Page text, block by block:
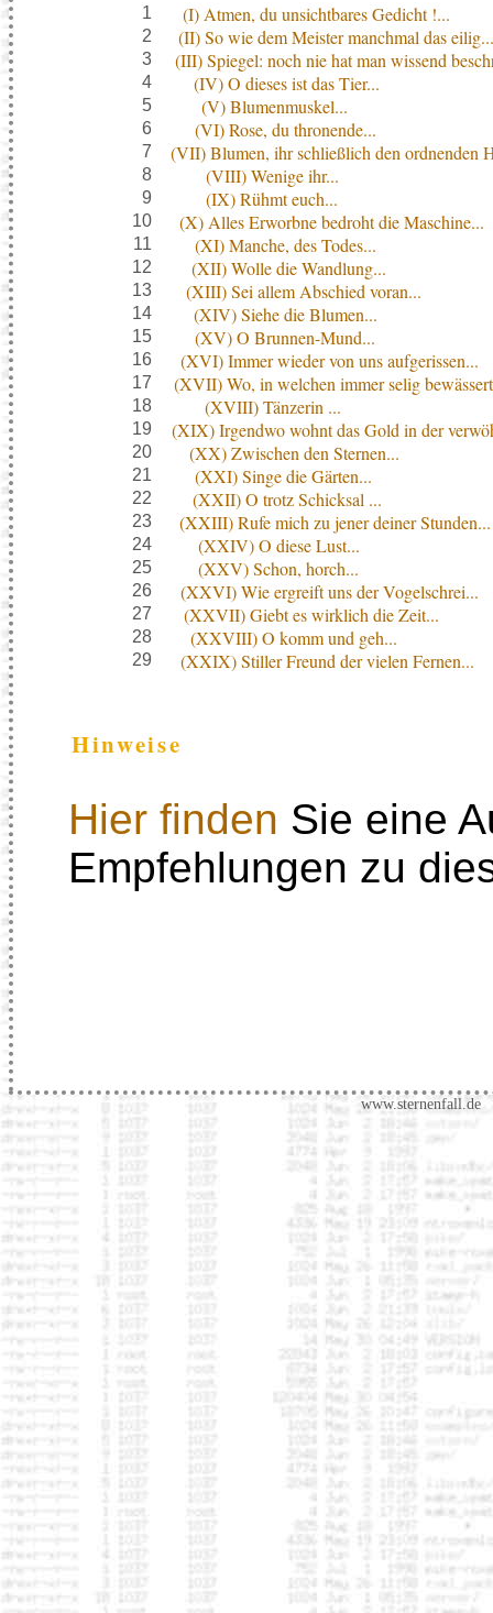
1 (I) Atmen, du unsichtbares Gedicht !...
2 (II) So wie dem Meister manchmal das eilig...
3 (III) Spiegel: noch nie hat man wissend
4 (IV) O dieses ist das Tier...
5 (V) Blumenmuskel...
6 (VI) Rose, du thronende...
7 (VII) Blumen, ihr schließlich den ordnenden
8 (VIII) Wenige ihr...
9 (IX) Rühmt euch...
10 (X) Alles Erworbne bedroht die Maschine...
11 (XI) Manche, des Todes...
12 (XII) Wolle die Wandlung...
13 (XIII) Sei allem Abschied voran...
14 (XIV) Siehe die Blumen...
15 (XV) O Brunnen-Mund...
16 (XVI) Immer wieder von uns aufgerissen...
17 (XVII) Wo, in welchen immer selig
18 (XVIII) Tänzerin ...
19 (XIX) Irgendwo wohnt das Gold in der
20 (XX) Zwischen den Sternen...
21 (XXI) Singe die Gärten...
22 (XXII) O trotz Schicksal ...
23 (XXIII) Rufe mich zu jener deiner Stunden...
24 (XXIV) O diese Lust...
25 (XXV) Schon, horch...
26 (XXVI) Wie ergreift uns der Vogelschrei...
27 (XXVII) Giebt es wirklich die Zeit...
28 (XXVIII) O komm und geh...
29 (XXIX) Stiller Freund der vielen Fernen...
Hinweise
Hier finden Sie eine
Empfehlungen zu
www.sternenfall.de